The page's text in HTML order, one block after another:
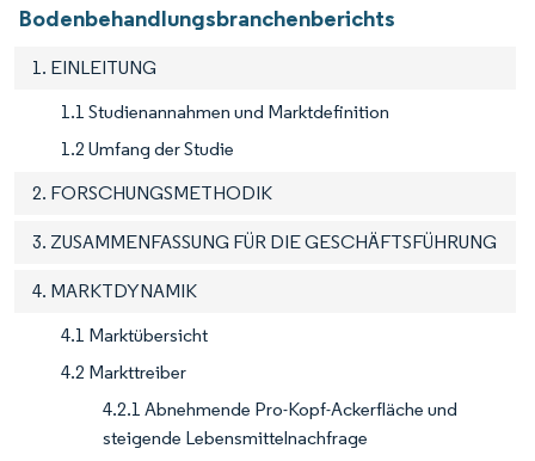
Bodenbehandlungsbranchenberichts
1. EINLEITUNG
1.1 Studienannahmen und Marktdefinition
1.2 Umfang der Studie
2. FORSCHUNGSMETHODIK
3. ZUSAMMENFASSUNG FÜR DIE GESCHÄFTSFÜHRUNG
4. MARKTDYNAMIK
4.1 Marktübersicht
4.2 Markttreiber
4.2.1 Abnehmende Pro-Kopf-Ackerfläche und
steigende Lebensmittelnachfrage